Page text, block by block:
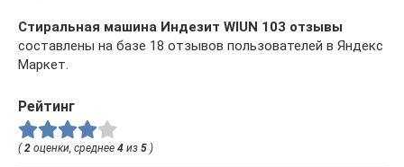
Стиральная машина Индезит WIUN 103 отзывы
составлены на базе 18 отзывов пользователей в Яндекс
Маркет.
Рейтинг
( 2 оценки, среднее 4 из 5 )